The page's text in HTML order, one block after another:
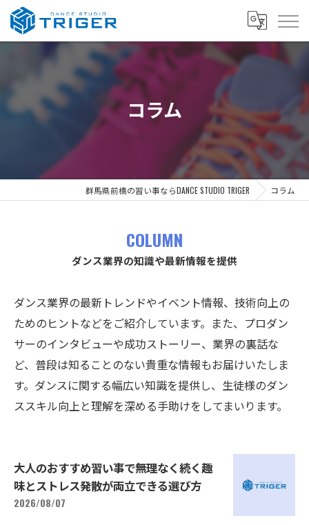
コラム
群馬県前橋の習い事ならDANCE STUDIO TRIGER コラム
COLUMN
ダンス業界の知識や最新情報を提供
ダンス業界の最新トレンドやイベント情報、技術向上の
ためのヒントなどをご紹介しています。また、プロダン
サーのインタビューや成功ストーリー、業界の裏話な
ど、普段は知ることのない貴重な情報もお届けいたしま
す。ダンスに関する幅広い知識を提供し、生徒様のダン
ススキル向上と理解を深める手助けをしてまいります。
大人のおすすめ習い事で無理なく続く趣
味とストレス発散が両立できる選び方
2026/08/07